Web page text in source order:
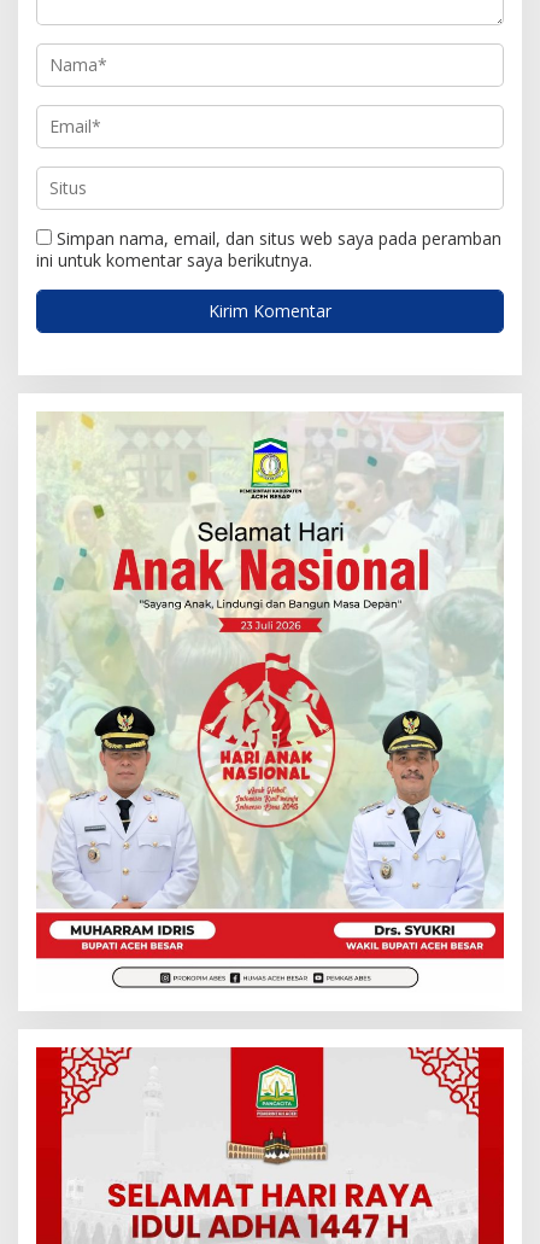
Simpan nama, email, dan situs web saya pada peramban
ini untuk komentar saya berikutnya.